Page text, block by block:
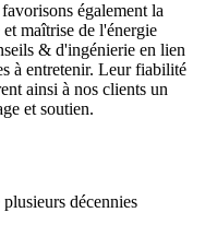
également la
maîtrise de l'énergie
& d'ingénierie en lien
à entretenir. Leur fiabilité
ainsi à nos clients un
et soutien.
décennies